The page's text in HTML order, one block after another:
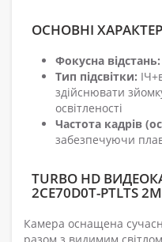
ОСНОВНІ
Фокусна відстань:
Тип підсвітки:
здійснювати
освітленості
Частота кадрів
забезпечуючи
TURBO HD
2CE70D0T-PTLTS
Камера оснащена